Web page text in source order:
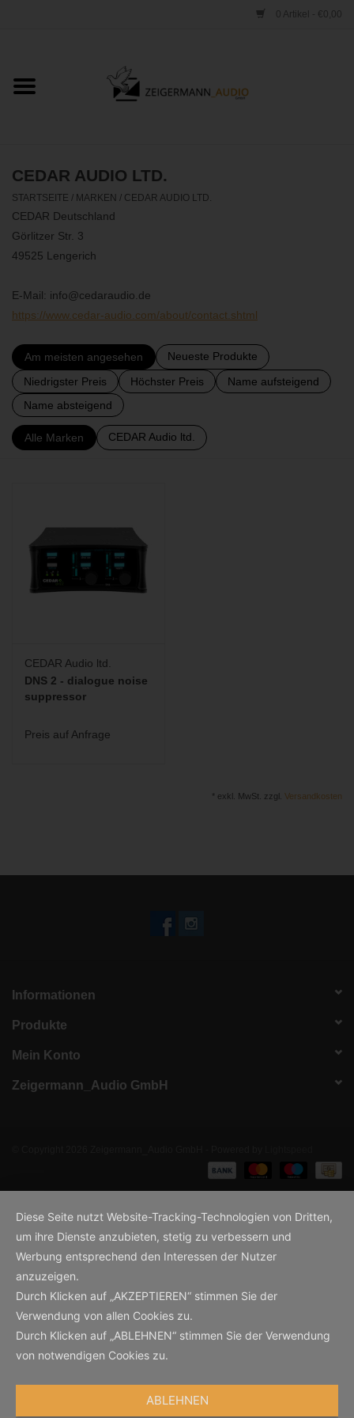
0 Artikel - €0,00
Startseite
VERTRIEB
WERKSTATT
STUDIO
KONTAKT
BLOG
CEDAR AUDIO LTD.
STARTSEITE / MARKEN / CEDAR AUDIO LTD.
CEDAR Deutschland
Görlitzer Str. 3
49525 Lengerich
E-Mail: info@cedaraudio.de
https://www.cedar-audio.com/about/contact.shtml
Am meisten angesehen
Neueste Produkte
Niedrigster Preis
Höchster Preis
Name aufsteigend
Name absteigend
Alle Marken CEDAR Audio ltd.
CEDAR Audio ltd.
DNS 2 - dialogue noise
suppressor
Preis auf Anfrage
* exkl. MwSt. zzgl. Versandkosten
Informationen
Produkte
Mein Konto
Zeigermann_Audio GmbH
Diese Seite nutzt Website-Tracking-Technologien von Dritten,
um ihre Dienste anzubieten, stetig zu verbessern und
Werbung entsprechend den Interessen der Nutzer
anzuzeigen.
Durch Klicken auf „AKZEPTIEREN“ stimmen Sie der
Verwendung von allen Cookies zu.
Durch Klicken auf „ABLEHNEN“ stimmen Sie der Verwendung
von notwendigen Cookies zu.
ABLEHNEN